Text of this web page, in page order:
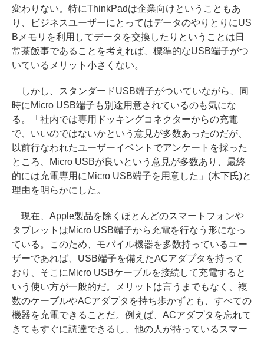
変わりない。特にThinkPadは企業向けということもあ
り、ビジネスユーザーにとってはデータのやりとりにUS
Bメモリを利用してデータを交換したりということは日
常茶飯事であることを考えれば、標準的なUSB端子がつ
いているメリット小さくない。
しかし、スタンダードUSB端子がついていながら、同
時にMicro USB端子も別途用意されているのも気にな
る。「社内では専用ドッキングコネクターからの充電
で、いいのではないかという意見が多数あったのだが、
以前行なわれたユーザーイベントでアンケートを採った
ところ、Micro USBが良いという意見が多数あり、最終
的には充電専用にMicro USB端子を用意した」(木下氏)と
理由を明らかにした。
現在、Apple製品を除くほとんどのスマートフォンや
タブレットはMicro USB端子から充電を行なう形になっ
ている。このため、モバイル機器を多数持っているユー
ザーであれば、USB端子を備えたACアダプタを持って
おり、そこにMicro USBケーブルを接続して充電すると
いう使い方が一般的だ。メリットは言うまでもなく、複
数のケーブルやACアダプタを持ち歩かずとも、すべての
機器を充電できることだ。例えば、ACアダプタを忘れて
きてもすぐに調達できるし、他の人が持っているスマー